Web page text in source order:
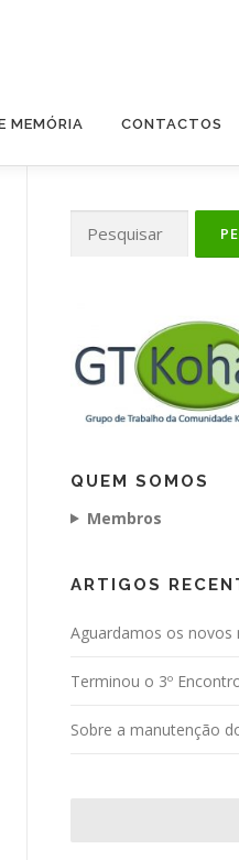
MEMÓRIA CONTACTOS
por:
QUEM SOMOS
Membros
ARTIGOS
Aguardamos os novos
Terminou o 3º
Sobre a manutenção